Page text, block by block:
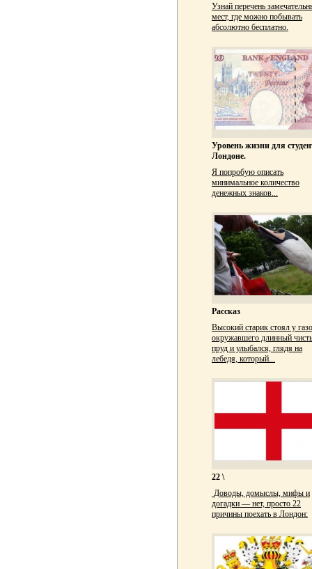
Узнай перечень
мест, где можно побывать
абсолютно бесплатно.
Уровень жизни для
Лондоне.
Я попробую описать
минимальное количество
денежных знаков...
Рассказ
Высокий старик стоял у
окружавшего длинный
пруд и улыбался, глядя на
лебедя, который...
22 \
Доводы, домыслы, мифы и
догадки — нет, просто 22
причины поехать в Лондон: